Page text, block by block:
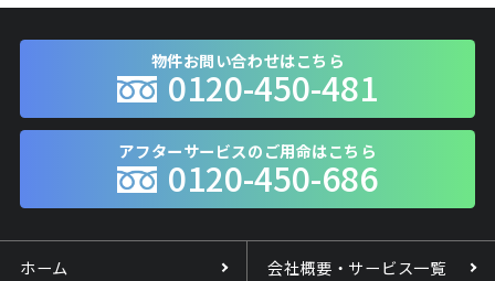
物件お問い合わせはこちら
0120-450-481
アフターサービスのご用命はこちら
0120-450-686
ホーム 会社概要・サービス一覧